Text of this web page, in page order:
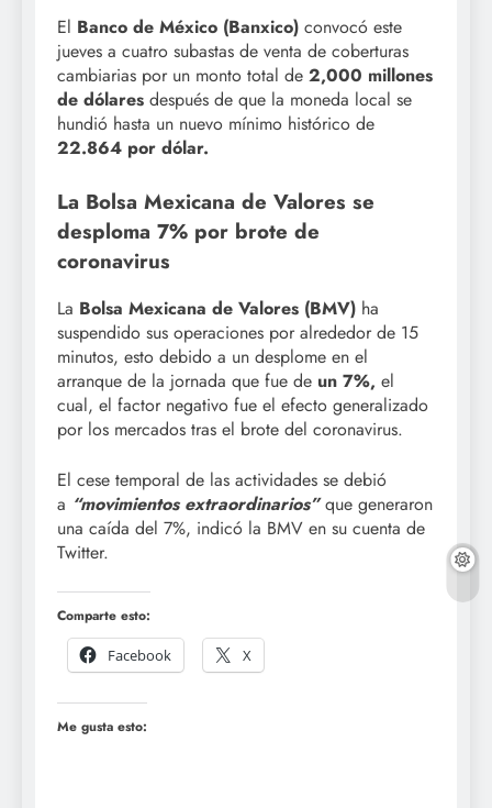
El Banco de México (Banxico) convocó este
jueves a cuatro subastas de venta de coberturas
cambiarias por un monto total de 2,000 millones
de dólares después de que la moneda local se
hundió hasta un nuevo mínimo histórico de
22.864 por dólar.
La Bolsa Mexicana de Valores se
desploma 7% por brote de
coronavirus
La Bolsa Mexicana de Valores (BMV) ha
suspendido sus operaciones por alrededor de 15
minutos, esto debido a un desplome en el
arranque de la jornada que fue de un 7%, el
cual, el factor negativo fue el efecto generalizado
por los mercados tras el brote del coronavirus.
El cese temporal de las actividades se debió
a “movimientos extraordinarios”que generaron
una caída del 7%, indicó la BMV en su cuenta de
Twitter.
Comparte esto:
Facebook
X
Me gusta esto: